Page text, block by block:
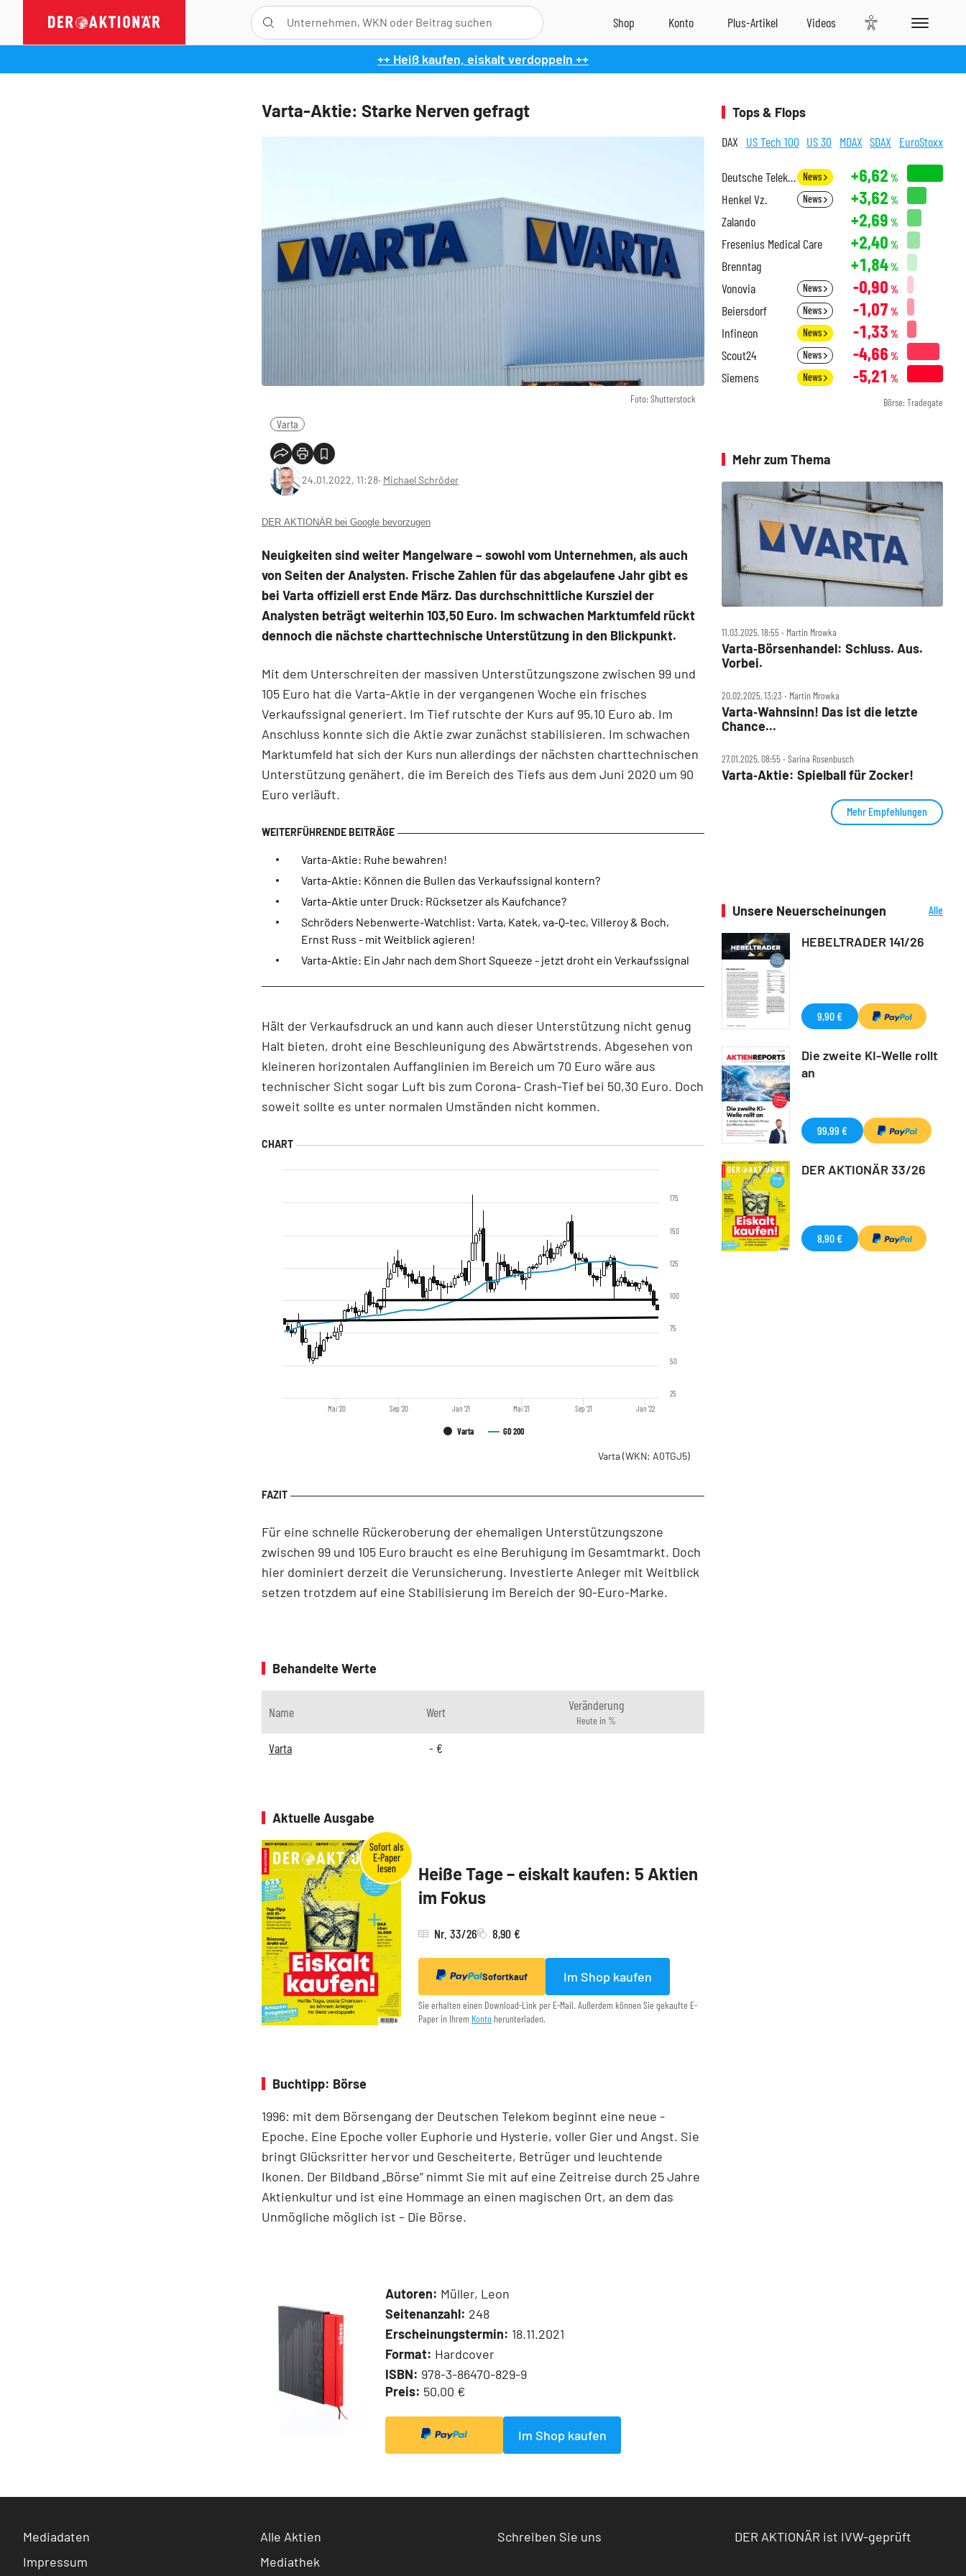
++ Heiß kaufen, eiskalt verdoppeln ++
Varta-Aktie: Starke Nerven gefragt
Foto: Shutterstock
Varta
24.01.2022, 11:28‧ Michael Schröder
DER AKTIONÄR bei Google bevorzugen
Neuigkeiten sind weiter Mangelware – sowohl vom Unternehmen, als auch
von Seiten der Analysten. Frische Zahlen für das abgelaufene Jahr gibt es
bei Varta offiziell erst Ende März. Das durchschnittliche Kursziel der
Analysten beträgt weiterhin 103,50 Euro. Im schwachen Marktumfeld rückt
dennoch die nächste charttechnische Unterstützung in den Blickpunkt.
Mit dem Unterschreiten der massiven Unterstützungszone zwischen 99 und
105 Euro hat die Varta-Aktie in der vergangenen Woche ein frisches
Verkaufssignal generiert. Im Tief rutschte der Kurs auf 95,10 Euro ab. Im
Anschluss konnte sich die Aktie zwar zunächst stabilisieren. Im schwachen
Marktumfeld hat sich der Kurs nun allerdings der nächsten charttechnischen
Unterstützung genähert, die im Bereich des Tiefs aus dem Juni 2020 um 90
Euro verläuft.
Varta-Aktie: Ruhe bewahren!
Varta-Aktie: Können die Bullen das Verkaufssignal kontern?
Varta-Aktie unter Druck: Rücksetzer als Kaufchance?
Schröders Nebenwerte-Watchlist: Varta, Katek, va-Q-tec, Villeroy & Boch,
Ernst Russ - mit Weitblick agieren!
Varta-Aktie: Ein Jahr nach dem Short Squeeze - jetzt droht ein Verkaufssignal
Hält der Verkaufsdruck an und kann auch dieser Unterstützung nicht genug
Halt bieten, droht eine Beschleunigung des Abwärtstrends. Abgesehen von
kleineren horizontalen Auffanglinien im Bereich um 70 Euro wäre aus
technischer Sicht sogar Luft bis zum Corona- Crash-Tief bei 50,30 Euro. Doch
soweit sollte es unter normalen Umständen nicht kommen.
Varta GD 200
Jan '21 Jan '22
Mai '20 Sep '20 Mai '21 Sep '21
25
50
75
100
125
150
175
Varta(WKN: A0TGJ5)
Für eine schnelle Rückeroberung der ehemaligen Unterstützungszone
zwischen 99 und 105 Euro braucht es eine Beruhigung im Gesamtmarkt. Doch
hier dominiert derzeit die Verunsicherung. Investierte Anleger mit Weitblick
setzen trotzdem auf eine Stabilisierung im Bereich der 90-Euro-Marke.
Behandelte Werte
Name Wert Veränderung
Heute in %
Varta - €
Aktuelle Ausgabe
Heiße Tage – eiskalt kaufen: 5 Aktien
im Fokus
Nr. 33/26 8,90 €
Sofortkauf Im Shop kaufen
Sie erhalten einen Download-Link per E-Mail. Außerdem können Sie gekaufte E-
Paper in Ihrem Konto herunterladen.
Buchtipp: Börse
1996: mit dem ­Börsen­­gang der Deutschen Telekom ­beginnt eine neue ­
Epoche. Eine Epoche voller ­Euphorie und Hysterie, ­voller Gier und Angst. Sie
bringt Glücksritter ­hervor und ­Gescheiterte, ­Betrüger und leuchtende
Ikonen. Der Bildband ­„Börse“ nimmt Sie mit auf eine Zeit­reise durch 25 Jahre
Aktienkultur und ist eine Hommage an ­einen ­magischen Ort, an dem das
Unmögliche ­möglich ist – Die Börse.
Autoren: Müller, Leon
Seitenanzahl: 248
Erscheinungstermin: 18.11.2021
Format: Hardcover
ISBN: 978-3-86470-829-9
Preis: 50,00 €
Im Shop kaufen
Tops & Flops
DAX US Tech 100 US 30 MDAX SDAX EuroStoxx
Deutsche Telekom News +6,62 %
Henkel Vz. News +3,62 %
Zalando +2,69 %
Fresenius Medical Care +2,40 %
Brenntag +1,84%
Vonovia News -0,90 %
Beiersdorf News -1,07 %
Infineon News -1,33 %
Scout24 News -4,66 %
Siemens News -5,21 %
Börse: Tradegate
Mehr zum Thema
11.03.2025, 18:55 ‧ Martin Mrowka
Varta‑Börsenhandel: Schluss. Aus.
Vorbei.
20.02.2025, 13:23 ‧ Martin Mrowka
Varta‑Wahnsinn! Das ist die letzte
Chance...
27.01.2025, 08:55 ‧ Sarina Rosenbusch
Varta‑Aktie: Spielball für Zocker!
Mehr Empfehlungen
Unsere Neuerscheinungen
Alle
HEBELTRADER 141/26
9,90 €
Die zweite KI-Welle rollt
an
99,99 €
DER AKTIONÄR 33/26
8,90 €
Mediadaten
Impressum
Alle Aktien
Mediathek
Schreiben Sie uns DER AKTIONÄR ist IVW-geprüft